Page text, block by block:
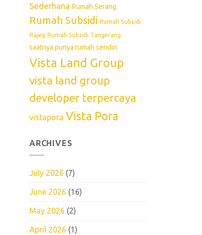
Sederhana Rumah Serang
Rumah Subsidi Rumah Subsidi
Rajeg Rumah Subsidi Tangerang
saatnya punya rumah sendiri
Vista Land Group
vista land group
developer terpercaya
vistapora Vista Pora
ARCHIVES
July 2026 (7)
June 2026 (16)
May 2026 (2)
April 2026 (1)